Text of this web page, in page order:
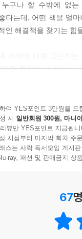
는 것은 첫째, 배경지
아하는 아이들은 배
술, 가정, 도덕 등 다
구나 할 수밖에 없
다는데, 어떤 책을 얼
인 해결책을 찾기는 힘
으로 정평이 나 있는
잡았다. ‘기본’과 ‘
솔한 나눔과 공생의 정
며 내 아이에게 맞는
앞에서 혼란스러운
다.
바치는 가장 확실한 교
녀교육서의 베스트셀
여 YES포인트 3만원을 드
시 일반회원 300원, 마니
뷰만 YES포인트 지급됩니
시점부터 마지막 회차 주
스는 사락 독서모임 게시
ray, 패션 및 판매금지 상
67